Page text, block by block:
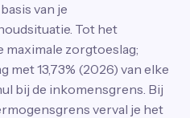
van je
Tot het
zorgtoeslag;
met 13,73% (2026) van elke
bij de inkomensgrens. Bij
verval je het